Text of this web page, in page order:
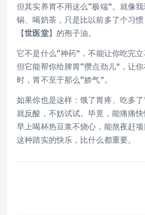
但其实养胃不用这么“极端”。就像
锅、喝奶茶，只是比以前多了个习
【世医堂】的孢子油。
它不是什么“神药”，不能让你吃完立
但它能帮你给脾胃“攒点劲儿”，让
时，胃不至于那么“娇气”。
如果你也是这样：饿了胃疼、吃多
就反酸，不妨试试。毕竟，能痛痛
早上喝杯热豆浆不烧心，能熬夜赶项
这种踏实的快乐，比什么都重要。